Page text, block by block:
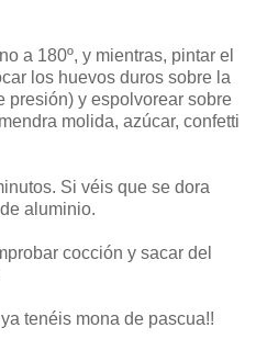
a 180º, y mientras, pintar el
los huevos duros sobre la
presión) y espolvorear sobre
molida, azúcar, confetti
Si véis que se dora
aluminio.
cocción y sacar del
tenéis mona de pascua!!